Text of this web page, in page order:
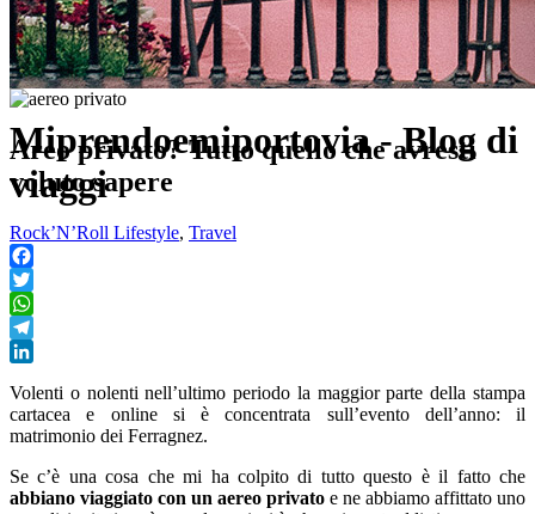
Miprendoemiportovia - Blog di
viaggi
Areo privato? Tutto quello che avresti
voluto sapere
Rock’N’Roll Lifestyle, Travel
Facebook
Twitter
WhatsApp
Telegram
Volenti o nolenti nell’ultimo periodo la maggior parte della stampa
cartacea e online si è concentrata sull’evento dell’anno: il
matrimonio dei Ferragnez.
Se c’è una cosa che mi ha colpito di tutto questo è il fatto che
abbiano viaggiato con un aereo privato e ne abbiamo affittato uno